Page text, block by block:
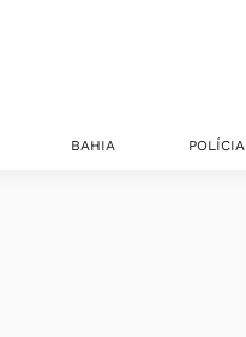
BAHIA POLÍCIA